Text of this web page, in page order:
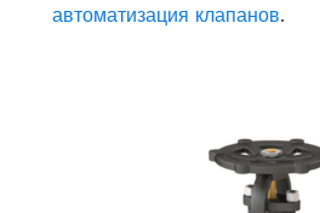
автоматизация клапанов.